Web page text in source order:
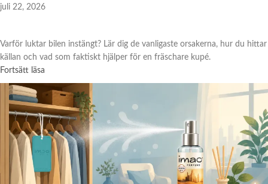
juli 22, 2026
Varför luktar bilen instängt? Lär dig de vanligaste orsakerna, hur du hittar
källan och vad som faktiskt hjälper för en fräschare kupé.
Fortsätt läsa